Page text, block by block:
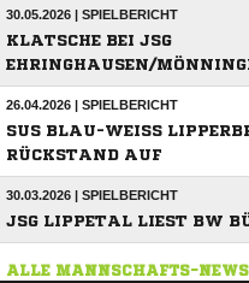
30.05.2026 | SPIELBERICHT
KLATSCHE BEI JSG
EHRINGHAUSEN/
26.04.2026 | SPIELBERICHT
SUS BLAU-WEISS
ÜCKSTAND AUF
30.03.2026 | SPIELBERICHT
JSG LIPPETAL LIEST BW
ALLE MANNSCHAFTS-